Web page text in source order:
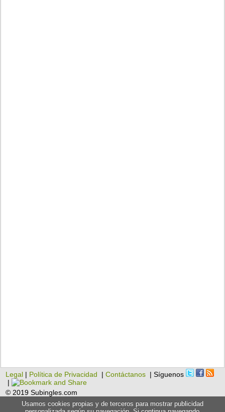
Legal | Política de Privacidad |Contáctanos | Síguenos
|
© 2019 Subingles.com
Usamos cookies propias y de terceros para mostrar publicidad